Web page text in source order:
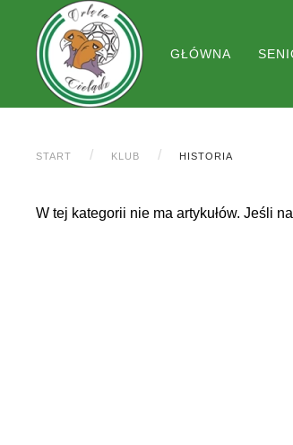
GŁÓWNA
START KLUB HISTORIA
W tej kategorii nie ma artykułów. Jeśli